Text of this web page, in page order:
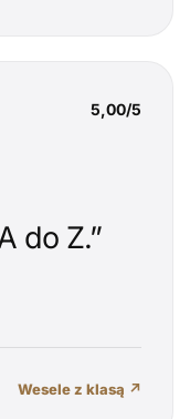
5,00/5
do Z.”
Wesele z klasą ↗